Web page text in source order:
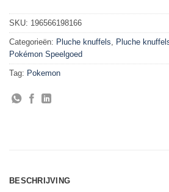
SKU: 196566198166
Categorieën: Pluche knuffels, Pluche
Pokémon Speelgoed
Tag: Pokemon
BESCHRIJVING